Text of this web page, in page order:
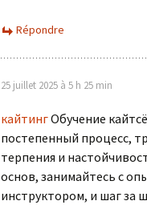
Répondre
25 juillet 2025 à 5 h 25 min
кайтингОбучение
постепенный процесс,
терпения и
основ, занимайтесь с
инструктором, и шаг за